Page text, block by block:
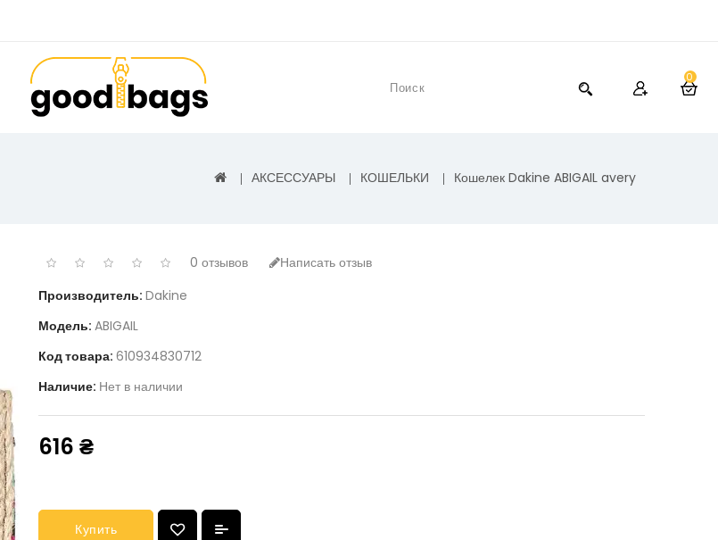
0
АКСЕССУАРЫ КОШЕЛЬКИ Кошелек Dakine ABIGAIL avery
0 отзывов
Написать отзыв
Производитель: Dakine
Модель: ABIGAIL
Код товара: 610934830712
Наличие: Нет в наличии
616 ₴
Купить